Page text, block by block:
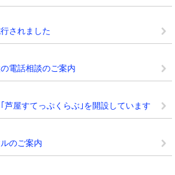
されました
電話相談のご案内
芦屋すてっぷくらぶ｣を開設しています
のご案内